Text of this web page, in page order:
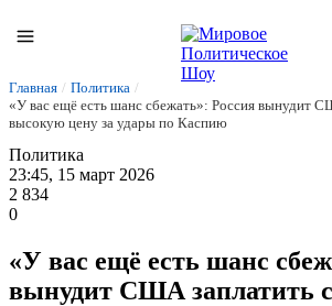
Главная / Политика /
«У вас ещё есть шанс сбежать»: Россия вынудит
высокую цену за удары по Каспию
Политика
23:45, 15 март 2026
2 834
0
«У вас ещё есть шанс
вынудит США заплатить